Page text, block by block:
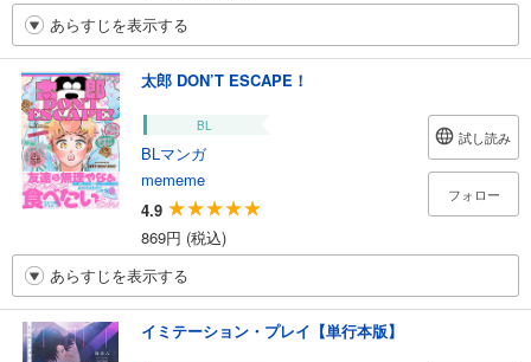
あらすじを表示する
太郎 DON’T ESCAPE！
BL
BLマンガ
mememe
4.9
869円 (税込)
試し読み
フォロー
あらすじを表示する
イミテーション・プレイ【単行本版】